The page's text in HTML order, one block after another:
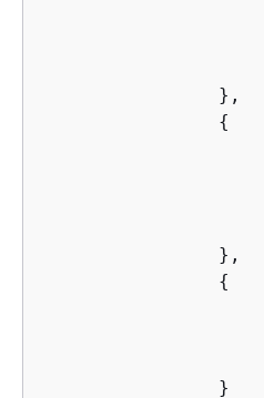
                },
{
                },
{
                }